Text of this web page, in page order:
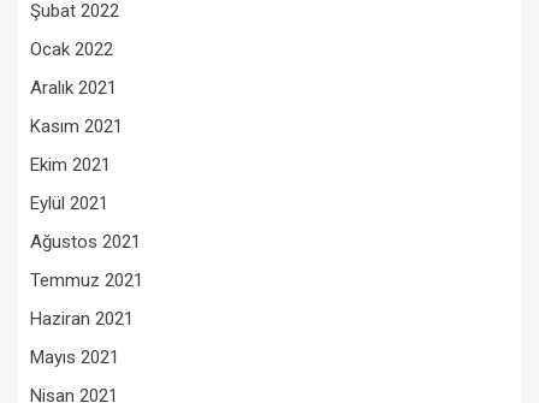
Şubat 2022
Ocak 2022
Aralık 2021
Kasım 2021
Ekim 2021
Eylül 2021
Ağustos 2021
Temmuz 2021
Haziran 2021
Mayıs 2021
Nisan 2021